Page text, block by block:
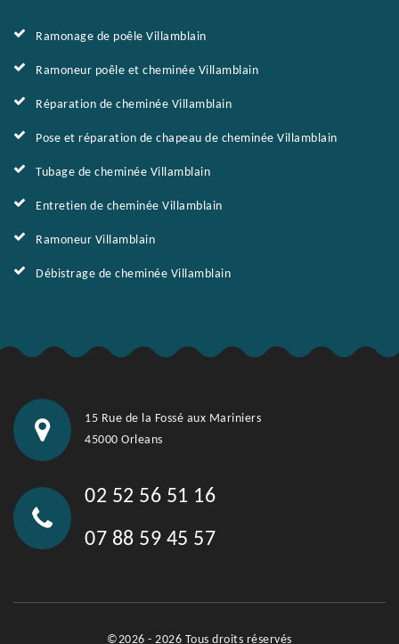
Ramonage de poêle Villamblain
Ramoneur poêle et cheminée Villamblain
Réparation de cheminée Villamblain
Pose et réparation de chapeau de cheminée Villamblain
Tubage de cheminée Villamblain
Entretien de cheminée Villamblain
Ramoneur Villamblain
Débistrage de cheminée Villamblain
15 Rue de la Fossé aux Mariniers
45000 Orleans
02 52 56 51 16
07 88 59 45 57
©2026 - 2026 Tous droits réservés